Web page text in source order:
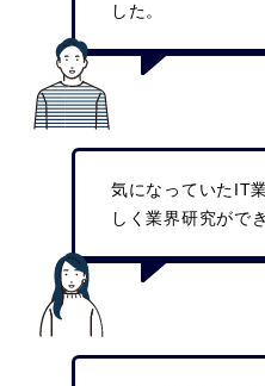
した。
気になっていたIT
しく業界研究がで